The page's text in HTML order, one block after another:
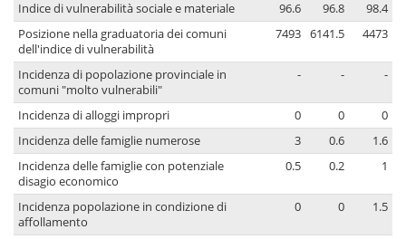
Indice di vulnerabilità sociale e materiale 96.6 96.8
98.4
Posizione nella graduatoria dei comuni
dell'indice di vulnerabilità
7493 6141.5 4473
Incidenza di popolazione provinciale in
comuni "molto vulnerabili"
- - -
Incidenza di alloggi impropri 0 0
0
Incidenza delle famiglie numerose
3 0.6
1.6
Incidenza delle famiglie con potenziale
disagio economico
0.5 0.2 1
Incidenza popolazione in condizione di
affollamento
0 0 1.5